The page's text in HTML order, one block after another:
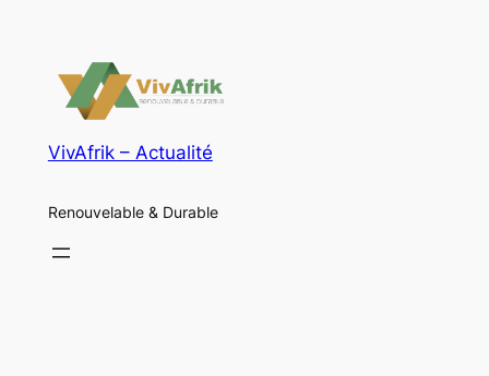
VivAfrik – Actualité
Renouvelable & Durable